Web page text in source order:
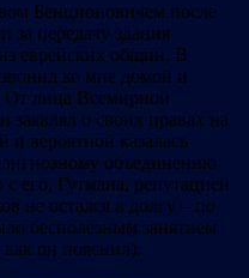
Бенционовичем после
за передачу здания
еврейских общин. В
ко мне домой и
От лица Всемирной
заявлял о своих правах на
и вероятной казалась
объединению
его, Гутмана, репутацией
не остался в долгу – по
бесполезным занятием
как он пояснил).